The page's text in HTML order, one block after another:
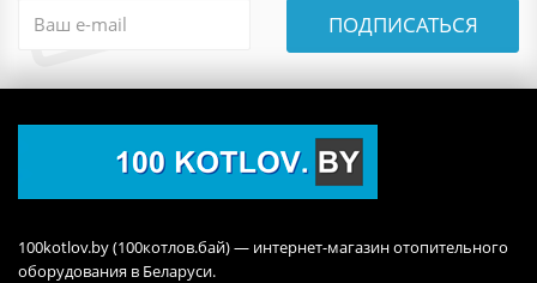
ПОДПИСАТЬСЯ
100kotlov.by (100котлов.бай) — интернет-магазин отопительного
оборудования в Беларуси.